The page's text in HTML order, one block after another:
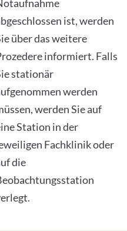
ist, werden
über das weitere
informiert. Falls
stationär
werden
werden Sie auf
Station in der
Fachklinik oder
die